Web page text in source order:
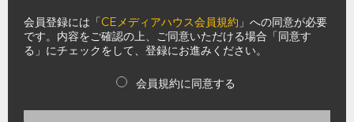
会員登録には「CEメディアハウス会員規約 」への同意が必要
です。内容をご確認の上、ご同意いただける場合「同意す
る」にチェックをして、登録にお進みください。
会員規約に同意する